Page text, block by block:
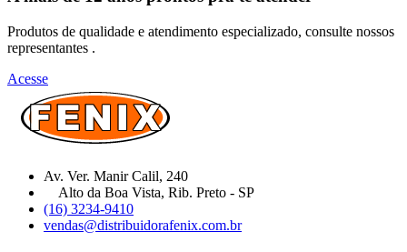
Produtos de qualidade e atendimento especializado, consulte nossos
representantes .
Acesse
Av. Ver. Manir Calil, 240
Alto da Boa Vista, Rib. Preto - SP
(16) 3234-9410
vendas@distribuidorafenix.com.br